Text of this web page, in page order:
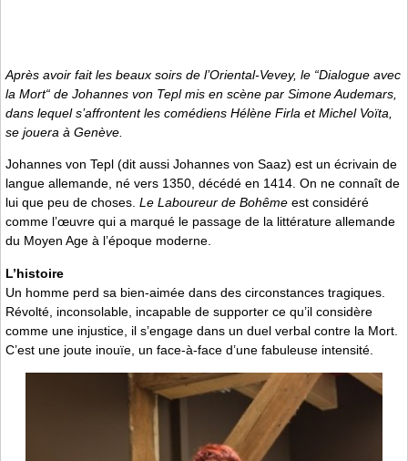
Après avoir fait les beaux soirs de l’Oriental-Vevey, le “Dialogue avec
la Mort“ de Johannes von Tepl mis en scène par Simone Audemars,
dans lequel s’affrontent les comédiens Hélène Firla et Michel Voïta,
se jouera à Genève.
Johannes von Tepl (dit aussi Johannes von Saaz) est un écrivain de
langue allemande, né vers 1350, décédé en 1414. On ne connaît de
lui que peu de choses. Le Laboureur de Bohême est considéré
comme l’œuvre qui a marqué le passage de la littérature allemande
du Moyen Age à l’époque moderne.
L’histoire
Un homme perd sa bien-aimée dans des circonstances tragiques.
Révolté, inconsolable, incapable de supporter ce qu’il considère
comme une injustice, il s’engage dans un duel verbal contre la Mort.
C’est une joute inouïe, un face-à-face d’une fabuleuse intensité.